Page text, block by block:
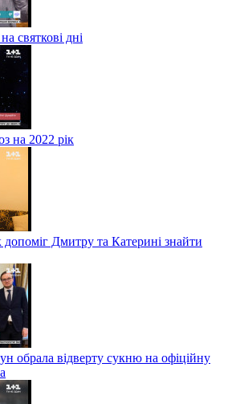
святкові дні
на 2022 рік
Дмитру та Катерині знайти
обрала відверту сукню на офіційну